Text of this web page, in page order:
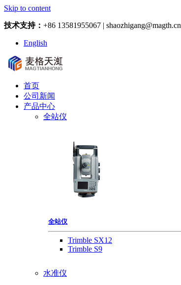
Skip to content
技术支持： +86 13581955067 | shaozhigang@magth.cn
English
首页
公司新闻
产品中心
全站仪
全站仪
Trimble SX12
Trimble S9
水准仪